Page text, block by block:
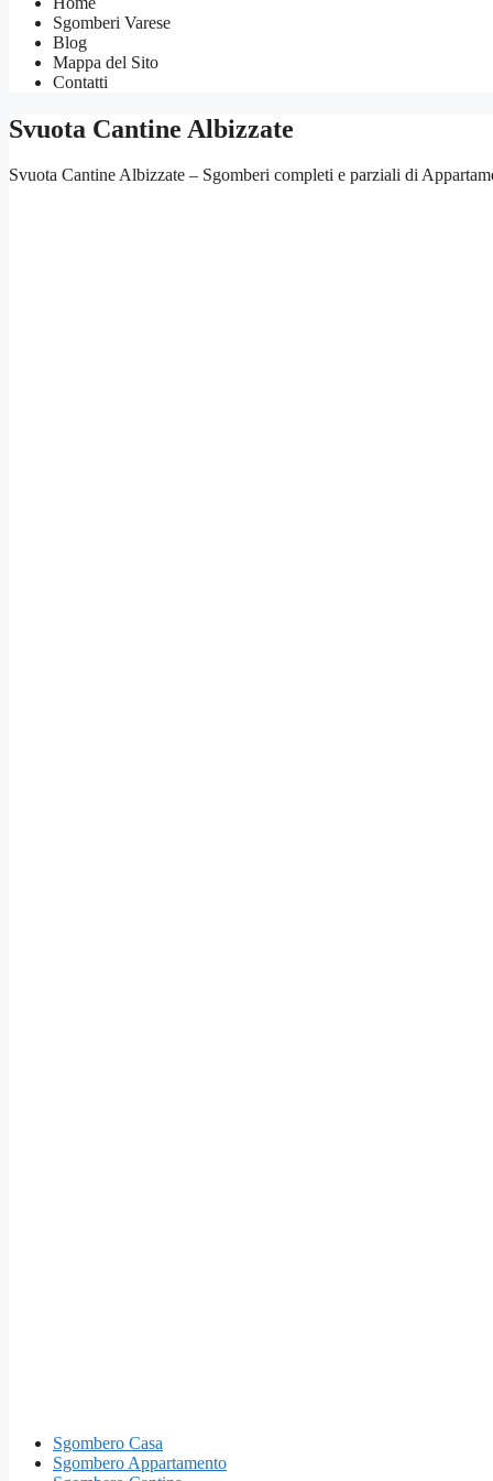
Sgomberi Varese
Blog
Mappa del Sito
Contatti
Svuota Cantine Albizzate
Svuota Cantine Albizzate – Sgomberi completi e parziali di
Sgombero Casa
Sgombero Appartamento